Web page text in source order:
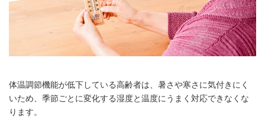
体温調節機能が低下している高齢者は、暑さや寒さに気付きにく
いため、季節ごとに変化する湿度と温度にうまく対応できなくな
ります。